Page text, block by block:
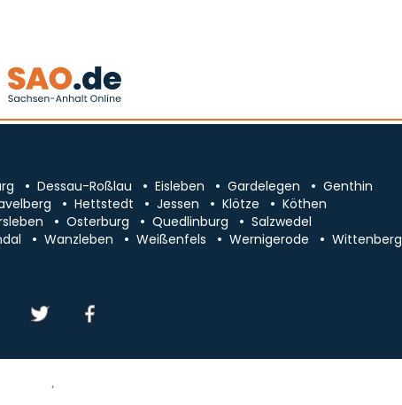
Dessau-Roßlau Eisleben Gardelegen
Genthin
Hettstedt Jessen Klötze
Köthen
Osterburg Quedlinburg
Salzwedel
Wanzleben Weißenfels Wernigerode
Wittenberg
Kontakt